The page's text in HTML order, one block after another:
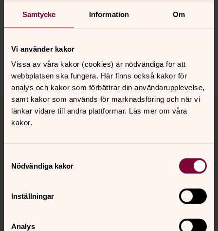
Samtycke Information Om
Vi använder kakor
Vissa av våra kakor (cookies) är nödvändiga för att
webbplatsen ska fungera. Här finns också kakor för
analys och kakor som förbättrar din användarupplevelse,
samt kakor som används för marknadsföring och när vi
länkar vidare till andra plattformar. Läs mer om våra
kakor.
Nödvändiga kakor
Inställningar
Analys
jukkasjarvi.forsamling@svenskakyrkan.se
Dela
Tillbaka till toppen
Tillbaka till innehållet
Hitta snabbt